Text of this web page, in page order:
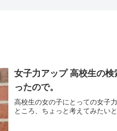
女子力アップ 高校生の
ったので。
高校生の女の子にとっての女子
ところ、ちょっと考えてみたい